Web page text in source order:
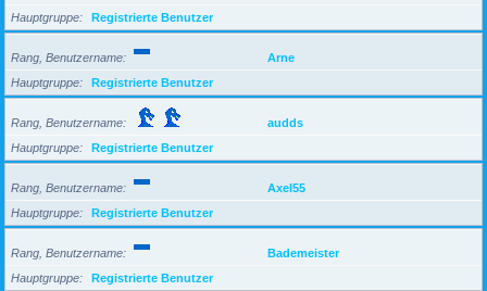
Hauptgruppe
Registrierte Benutzer
Rang, Benutzername
Arne
Hauptgruppe
Registrierte Benutzer
Rang, Benutzername
audds
Hauptgruppe
Registrierte Benutzer
Rang, Benutzername
Axel55
Hauptgruppe
Registrierte Benutzer
Rang, Benutzername
Bademeister
Hauptgruppe
Registrierte Benutzer